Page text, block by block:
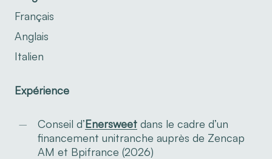
Français
Anglais
Italien
Expérience
Conseil d’Enersweetdans le cadre d’un
financement unitranche auprès de Zencap
AM et Bpifrance (2026)